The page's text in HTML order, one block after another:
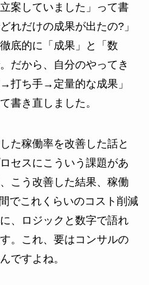
案していました」って書
れだけの成果が出たの?」
底的に「成果」と「数
だから、自分のやってき
打ち手→定量的な成果」
書き直しました。
た稼働率を改善した話と
セスにこういう課題があ
こう改善した結果、稼働
でこれくらいのコスト削減
、ロジックと数字で語れ
。これ、要はコンサルの
ですよね。